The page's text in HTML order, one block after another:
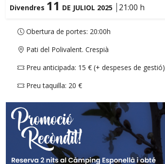
Divendres 11 DE JULIOL 2025 21:00 h
Obertura de portes: 20:00h
Pati del Polivalent. Crespià
Preu anticipada: 15 € (+ despeses de gestió)
Preu taquilla: 20 €